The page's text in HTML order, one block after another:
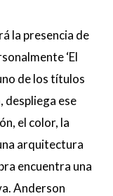
la presencia de
‘El
de los títulos
despliega ese
el color, la
arquitectura
encuentra una
Anderson